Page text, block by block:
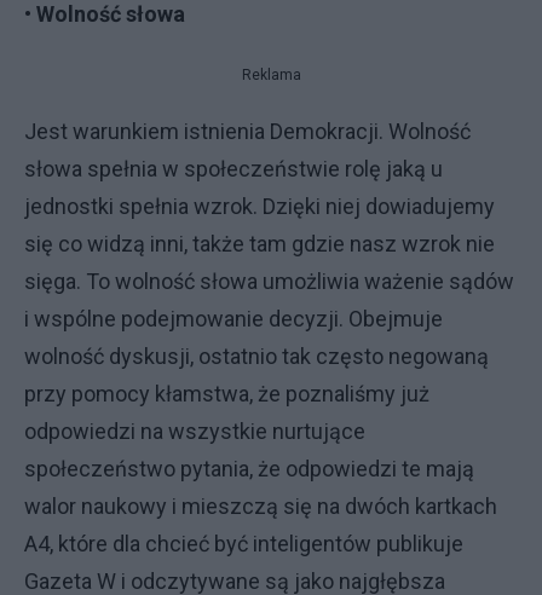
• Wolność słowa
Reklama
Jest warunkiem istnienia Demokracji. Wolność
słowa spełnia w społeczeństwie rolę jaką u
jednostki spełnia wzrok. Dzięki niej dowiadujemy
się co widzą inni, także tam gdzie nasz wzrok nie
sięga. To wolność słowa umożliwia ważenie sądów
i wspólne podejmowanie decyzji. Obejmuje
wolność dyskusji, ostatnio tak często negowaną
przy pomocy kłamstwa, że poznaliśmy już
odpowiedzi na wszystkie nurtujące
społeczeństwo pytania, że odpowiedzi te mają
walor naukowy i mieszczą się na dwóch kartkach
A4, które dla chcieć być inteligentów publikuje
Gazeta W i odczytywane są jako najgłębsza